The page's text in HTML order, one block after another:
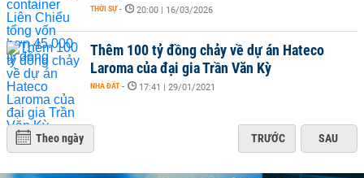
THỜI SỰ - 20:00 | 16/03/2026
Thêm 100 tỷ đồng chảy về dự án Hateco
Laroma của đại gia Trần Văn Kỳ
NHÀ ĐẤT - 17:41 | 29/01/2021
Theo ngày TRƯỚC SAU